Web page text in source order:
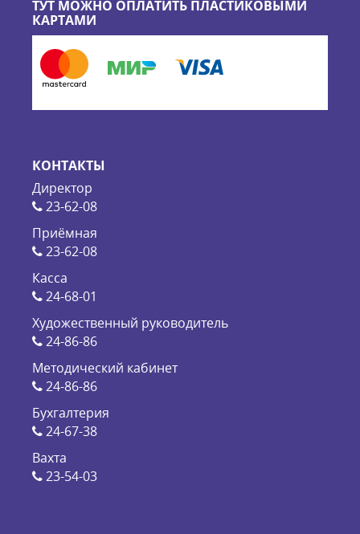
ТУТ МОЖНО ОПЛАТИТЬ ПЛАСТИКОВЫМИ
КАРТАМИ
КОНТАКТЫ
Директор
23-62-08
Приёмная
23-62-08
Касса
24-68-01
Художественный руководитель
24-86-86
Методический кабинет
24-86-86
Бухгалтерия
24-67-38
Вахта
23-54-03